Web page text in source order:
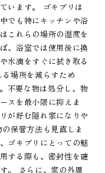
います。 ゴキブリは
でも特にキッチンや浴
これらの場所の湿度を
、浴室では使用後に換
水滴をすぐに拭き取る
場所を減らすため
不要な物は処分し、物
スを最小限に抑えま
が好む隠れ家になりや
保管方法も見直しま
ゴキブリにとっての魅
する際も、密封性を確
。 さらに、家の外周